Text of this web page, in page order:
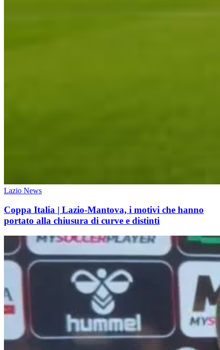
Lazio News
Coppa Italia | Lazio-Mantova, i motivi che hanno
portato alla chiusura di curve e distinti